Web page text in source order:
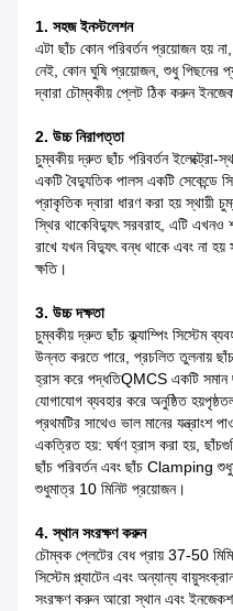
1. সহজ ইনস্টলেশন
এটা ছাঁচ কোন পরিবর্তন প্রয়োজন হয়
নেই, কোন ঘুষি প্রয়োজন, শুধু পিছনের
দ্বারা চৌম্বকীয় প্লেট ঠিক করুন
2. উচ্চ নিরাপত্তা
চুম্বকীয় দ্রুত ছাঁচ পরিবর্তন ইলেক্ট্রো-
একটিবৈদ্যুতিক পালস একটি সেকেন্ডে
প্রাকৃতিক দ্বারা ধারণ করা হয়স্থায়ী
স্থির থাকেবিদ্যুৎ সরবরাহ, এটি এখনও
রাখে যখন বিদ্যুৎ বন্ধ থাকে এবং না হয়
ক্ষতি।
3. উচ্চ দক্ষতা
চুম্বকীয় দ্রুত ছাঁচ ক্ল্যাম্পিং সিস্টেম
উন্নত করতে পারে, প্রচলিত তুলনায়
হ্রাস করে পদ্ধতিQMCS একটি সমান
যোগাযোগ ব্যবহার করে অনুষ্ঠিত হয়
প্রথমটির সাথেও ভাল মানের যন্ত্রাংশ
একত্রিত হয়: ঘর্ষণ হ্রাস করা হয়,
ছাঁচ পরিবর্তন এবং ছাঁচ Clamping
শুধুমাত্র 10 মিনিট প্রয়োজন।
4. স্থান সংরক্ষণ করুন
চৌম্বক প্লেটের বেধ প্রায় 37-50
সিস্টেম প্ল্যাটেন এবং অন্যান্য
সংরক্ষণ করুনআরো স্থান এবং ইনজেকশন